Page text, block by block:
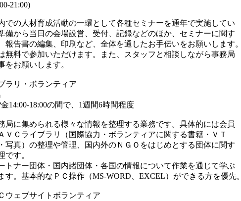
での人材育成活動の一環として各種セミナーを通年で実施してい
備から当日の会場設営、受付、記録などのほか、セミナーに関す
報告書の編集、印刷など、全体を通したお手伝いをお願いします。
無料で参加いただけます。また、スタッフと相談しながら事務局
をお願いします。
ラリ・ボランティア
14:00-18:00の間で、1週間6時間程度
局に集められる様々な情報を整理する業務です。具体的には会員
ＶＣライブラリ（国際協力・ボランティアに関する書籍・ＶＴ
写真）の整理や管理、国内外のＮＧＯをはじめとする団体に関す
です。
トナー団体・国内諸団体・各国の情報について作業を通じて学ぶ
す。基本的なＰＣ操作（MS-WORD、EXCEL）ができる方を優先。
ウェブサイトボランティア